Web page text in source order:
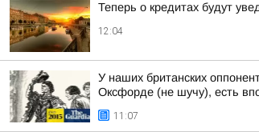
Теперь о кредитах будут
12:04
У наших британских
Оксфорде (не шучу), есть
11:07